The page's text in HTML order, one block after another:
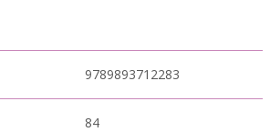
9789893712283
84